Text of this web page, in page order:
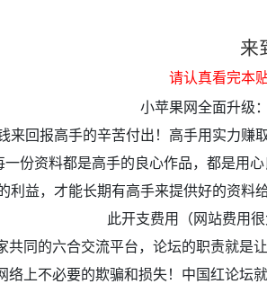
来
请认真看完本
小苹果网全面升级
来回报高手的辛苦付出！高手用实力
一份资料都是高手的良心作品，都是用
利益，才能长期有高手来提供好的资料
此开支费用（网站费用
共同的六合交流平台，论坛的职责就是
络上不必要的欺骗和损失！中国红论坛